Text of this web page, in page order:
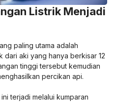
Listrik Menjadi
paling utama adalah
dari aki yang hanya berkisar 12
tinggi tersebut kemudian
percikan api.
terjadi melalui kumparan